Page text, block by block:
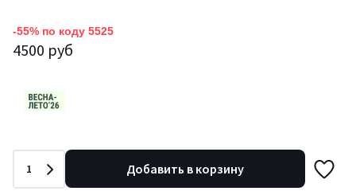
-55% по коду 5525
4500 руб
Количество
1 Добавить в корзину